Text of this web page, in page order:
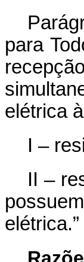
para
elétrica
I –
II –
elétrica.”